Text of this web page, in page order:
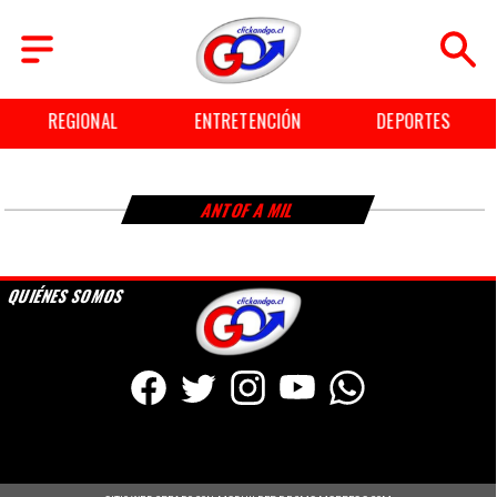
REGIONAL ENTRETENCIÓN DEPORTES
ANTOF A MIL
QUIÉNES SOMOS